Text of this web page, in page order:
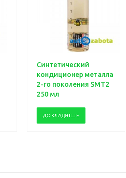
Синтетический
кондиционер металла
2-го поколения SMT2
250 мл
ДОКЛАДНІШЕ